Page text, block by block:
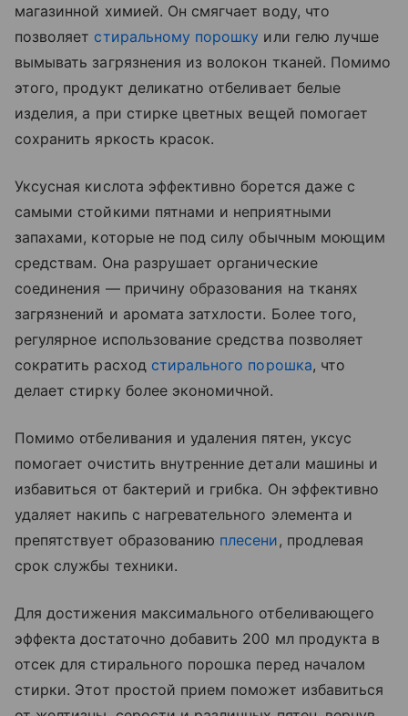
магазинной химией. Он смягчает воду, что
позволяет стиральному порошку или гелю лучше
вымывать загрязнения из волокон тканей. Помимо
этого, продукт деликатно отбеливает белые
изделия, а при стирке цветных вещей помогает
сохранить яркость красок.
Уксусная кислота эффективно борется даже с
самыми стойкими пятнами и неприятными
запахами, которые не под силу обычным моющим
средствам. Она разрушает органические
соединения — причину образования на тканях
загрязнений и аромата затхлости. Более того,
регулярное использование средства позволяет
сократить расход стирального порошка, что
делает стирку более экономичной.
Помимо отбеливания и удаления пятен, уксус
помогает очистить внутренние детали машины и
избавиться от бактерий и грибка. Он эффективно
удаляет накипь с нагревательного элемента и
препятствует образованию плесени , продлевая
срок службы техники.
Для достижения максимального отбеливающего
эффекта достаточно добавить 200 мл продукта в
отсек для стирального порошка перед началом
стирки. Этот простой прием поможет избавиться